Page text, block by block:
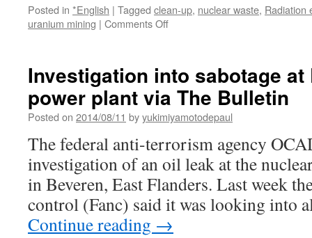
Posted in *English | Tagged clean-up, nuclear waste, Radiation
uranium mining | Comments Offon
wells,
Navajos
must
drive
to
get
drinking
water
via
Investigation into sabotage at
power plant via The Bulletin
Posted on 2014/08/11 byyukimiyamotodepaul
The federal anti-terrorism agency
investigation of an oil leak at the
in Beveren, East Flanders. Last week
control (Fanc) said it was looking into
Continue reading →